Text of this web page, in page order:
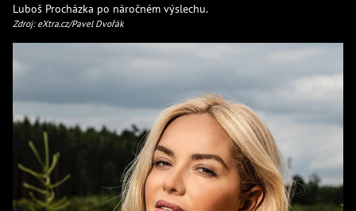
Luboš Procházka po náročném výslechu.
Zdroj: eXtra.cz/Pavel Dvořák